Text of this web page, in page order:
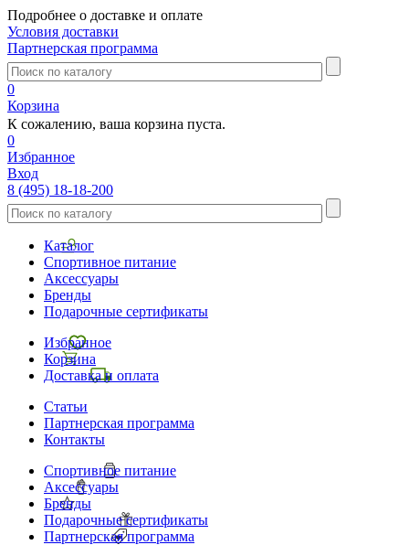
Подробнее о доставке и оплате
Условия доставки
Партнерская программа
0
Корзина
К сожалению, ваша корзина пуста.
0
Избранное
Вход
8 (495) 18-18-200
Каталог
Спортивное питание
Аксессуары
Бренды
Подарочные сертификаты
Избранное
Корзина
Доставка и оплата
Статьи
Партнерская программа
Контакты
Спортивное питание
Аксессуары
Бренды
Подарочные сертификаты
Партнерская программа